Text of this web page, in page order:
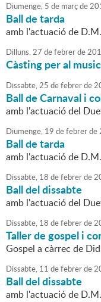
Diumenge, 5 de marçde
Ball de tarda
amb l'actuació de
Dilluns,27 defebrerde
Càsting per al
Dissabte,25 defebrerde
Ball de Carnaval i
amb l'actuació del
Diumenge, 19 defebrerde
Ball de tarda
amb l'actuació de
Dissabte, 18 defebrerde
Ball del dissabte
amb l'actuació del
Dissabte, 18 defebrerde
Taller de gospel i
Gospel a càrrec de
Dissabte, 11 defebrerde
Ball del dissabte
amb l'actuació de